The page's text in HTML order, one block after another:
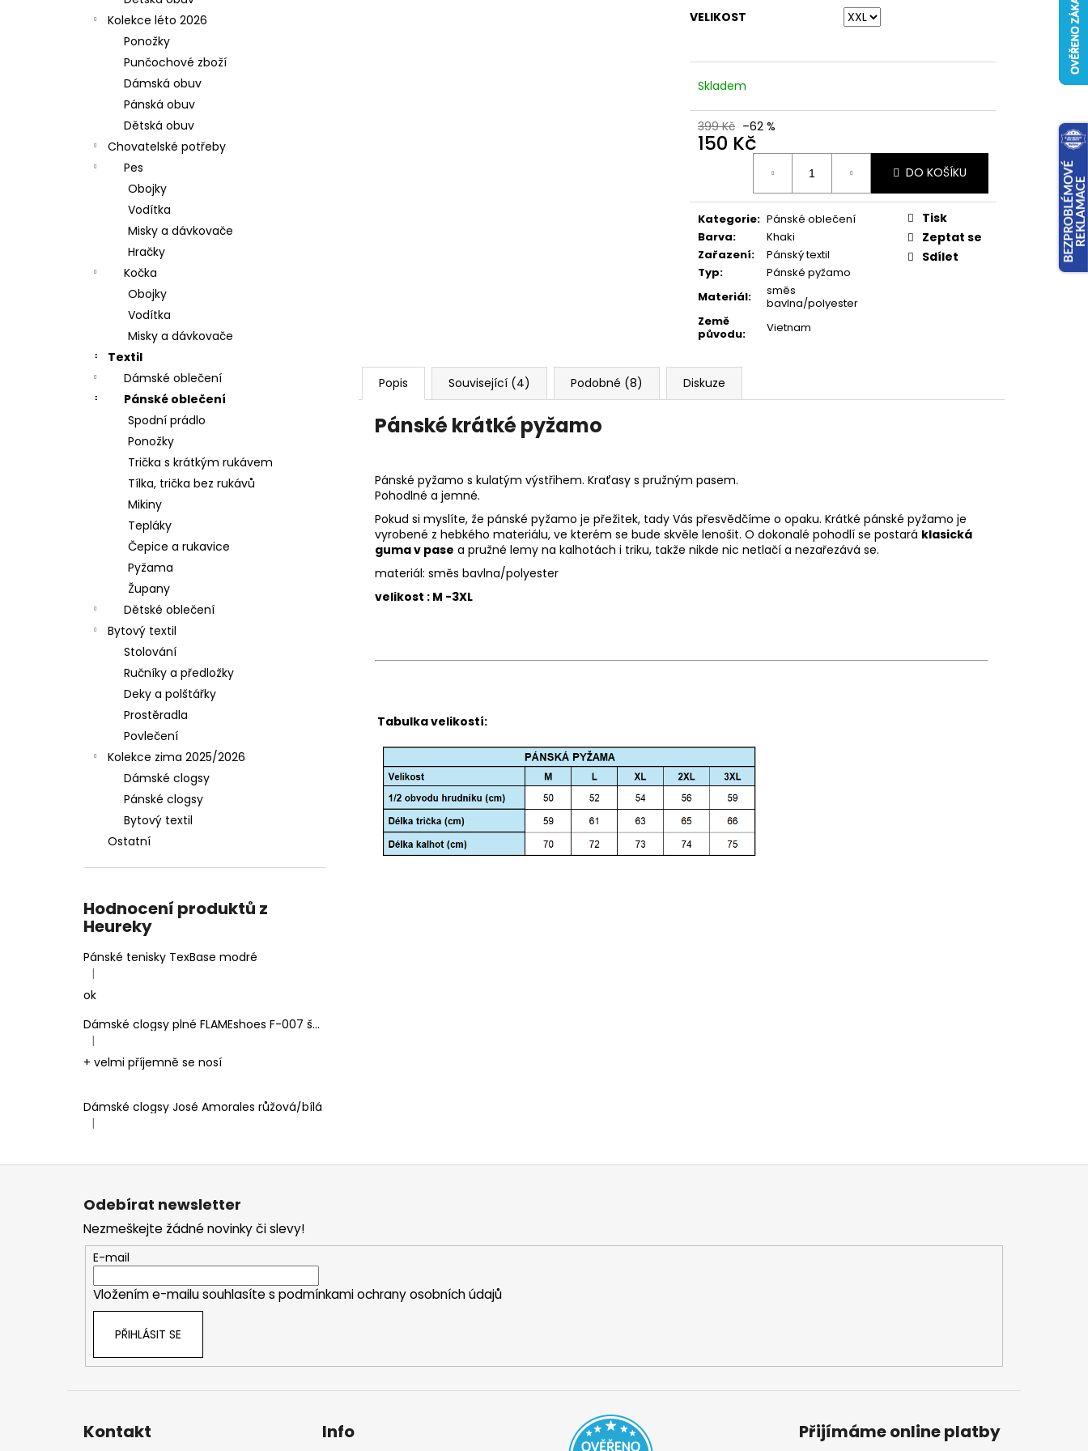
Kolekce léto 2026
Ponožky
Punčochové zboží
Dámská obuv
Pánská obuv
Dětská obuv
Chovatelské potřeby
Pes
Obojky
Vodítka
Misky a dávkovače
Hračky
Kočka
Obojky
Vodítka
Misky a dávkovače
Textil
Dámské oblečení
Pánské oblečení
Spodní prádlo
Ponožky
Trička s krátkým rukávem
Tílka, trička bez rukávů
Mikiny
Tepláky
Čepice a rukavice
Pyžama
Župany
Dětské oblečení
Bytový textil
Stolování
Ručníky a předložky
Deky a polštářky
Prostěradla
Povlečení
Kolekce zima 2025/2026
Dámské clogsy
Pánské clogsy
Bytový textil
Ostatní
Hodnocení produktů z
Heureky
Pánské tenisky TexBase modré
Hodnocení produktu je 5 z 5 hvězdiček.
|
ok
Dámské clogsy plné FLAMEshoes F-007 šedé
Hodnocení produktu je 5 z 5 hvězdiček.
|
+ velmi příjemně se nosí
Dámské clogsy José Amorales růžová/bílá
Hodnocení produktu je 4 z 5 hvězdiček.
|
VELIKOST
Skladem
399 Kč –62 %
150 Kč
DO KOŠÍKU
Kategorie: Pánské oblečení
Barva:
Khaki
Zařazení:
Pánský textil
Typ:
Pánské pyžamo
Materiál:
směs
bavlna/polyester
Země
původu: Vietnam
Tisk
Zeptat se
Sdílet
Popis Související (4) Podobné (8) Diskuze
Pánské krátké pyžamo
Pánské pyžamo s kulatým výstřihem. Kraťasy s pružným pasem.
Pohodlné a jemné.
Pokud si myslíte, že pánské pyžamo je přežitek, tady Vás přesvědčíme o opaku. Krátké pánské pyžamo je
vyrobené z hebkého materiálu, ve kterém se bude skvěle lenošit. O dokonalé pohodlí se postará klasická
guma v pase a pružné lemy na kalhotách i triku, takže nikde nic netlačí a nezařezává se.
materiál: směs bavlna/polyester
velikost : M -3XL
Tabulka velikostí:
Z
Odebírat newsletter
Nezmeškejte žádné novinky či slevy!
E-mail
Vložením e-mailu souhlasíte s podmínkami ochrany osobních údajů
PŘIHLÁSIT SE
Kontakt Info Přijímáme online platby